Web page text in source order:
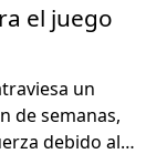
el juego
un
de sem­anas,
debido al…